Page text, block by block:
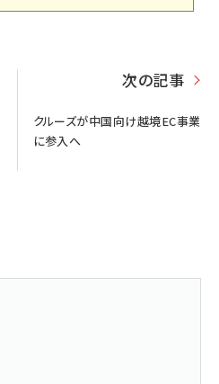
次の記事
クルーズが中国向け越境EC事業
に参入へ